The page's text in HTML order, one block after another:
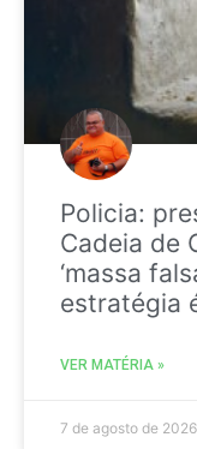
Policia:
Cadeia de
‘massa
estratégia
VER MATÉRIA »
7 de agosto de 2026